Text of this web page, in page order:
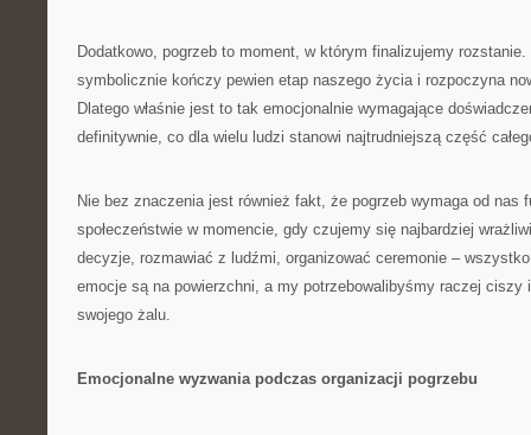
Dodatkowo, pogrzeb to moment, w którym finalizujemy
symbolicznie kończy pewien etap naszego życia i rozpoczyna
Dlatego właśnie jest to tak emocjonalnie wymagające
definitywnie, co dla wielu ludzi stanowi najtrudniejszą część
Nie bez znaczenia jest również fakt, że pogrzeb wymaga od nas
społeczeństwie w momencie, gdy czujemy się najbardziej
decyzje, rozmawiać z ludźmi, organizować ceremonie –
emocje są na powierzchni, a my potrzebowalibyśmy raczej ciszy
swojego żalu.
Emocjonalne wyzwania podczas organizacji pogrzebu